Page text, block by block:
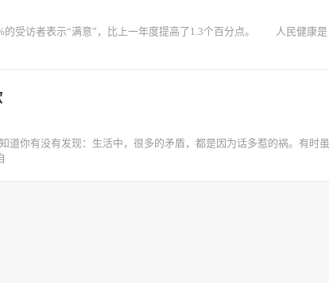
访者表示“满意”，比上一年度提高了1.3个百分点。 人民健康是
你有没有发现：生活中，很多的矛盾，都是因为话多惹的祸。有时虽